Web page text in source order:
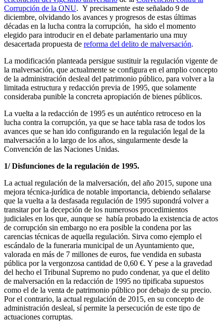
Corrupción de la ONU. Y precisamente este señalado 9 de
diciembre, olvidando los avances y progresos de estas últimas
décadas en la lucha contra la corrupción, ha sido el momento
elegido para introducir en el debate parlamentario una muy
desacertada propuesta de reforma del delito de malversación.
La modificación planteada persigue sustituir la regulación vigente de
la malversación, que actualmente se configura en el amplio concepto
de la administración desleal del patrimonio público, para volver a la
limitada estructura y redacción previa de 1995, que solamente
consideraba punible la concreta apropiación de bienes públicos.
La vuelta a la redacción de 1995 es un auténtico retroceso en la
lucha contra la corrupción, ya que se hace tabla rasa de todos los
avances que se han ido configurando en la regulación legal de la
malversación a lo largo de los años, singularmente desde la
Convención de las Naciones Unidas.
1/ Disfunciones de la regulación de 1995.
La actual regulación de la malversación, del año 2015, supone una
mejora técnica-jurídica de notable importancia, debiendo señalarse
que la vuelta a la desfasada regulación de 1995 supondrá volver a
transitar por la decepción de los numerosos procedimientos
judiciales en los que, aunque se había probado la existencia de actos
de corrupción sin embargo no era posible la condena por las
carencias técnicas de aquella regulación. Sirva como ejemplo el
escándalo de la funeraria municipal de un Ayuntamiento que,
valorada en más de 7 millones de euros, fue vendida en subasta
pública por la vergonzosa cantidad de 0,60 €. Y pese a la gravedad
del hecho el Tribunal Supremo no pudo condenar, ya que el delito
de malversación en la redacción de 1995 no tipificaba supuestos
como el de la venta de patrimonio público por debajo de su precio.
Por el contrario, la actual regulación de 2015, en su concepto de
administración desleal, sí permite la persecución de este tipo de
actuaciones corruptas.